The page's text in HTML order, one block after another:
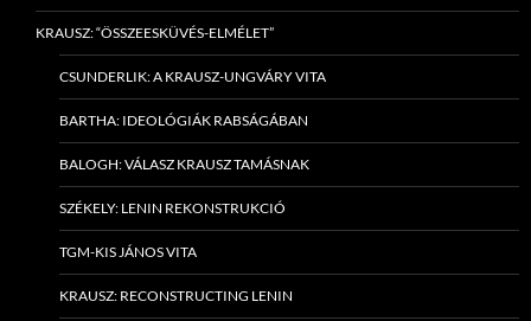
KRAUSZ: “ÖSSZEESKÜVÉS-ELMÉLET”
CSUNDERLIK: A KRAUSZ-UNGVÁRY VITA
BARTHA: IDEOLÓGIÁK RABSÁGÁBAN
BALOGH: VÁLASZ KRAUSZ TAMÁSNAK
SZÉKELY: LENIN REKONSTRUKCIÓ
TGM-KIS JÁNOS VITA
KRAUSZ: RECONSTRUCTING LENIN